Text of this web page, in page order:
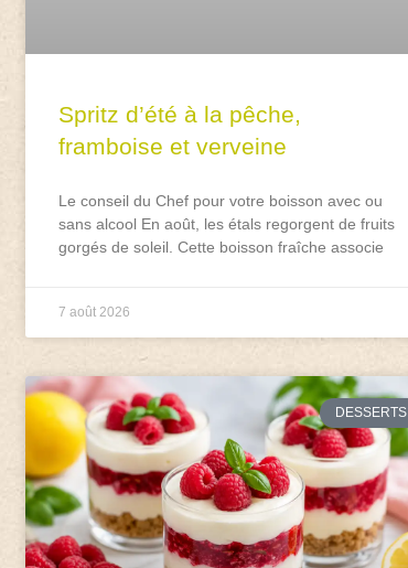
Spritz d’été à la pêche,
framboise et verveine
Le conseil du Chef pour votre boisson avec ou
sans alcool En août, les étals regorgent de fruits
gorgés de soleil. Cette boisson fraîche associe
7 août 2026
DESSERTS